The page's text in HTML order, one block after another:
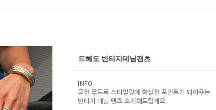
드헤도 빈티지데님팬츠
INFO
쿨한 무드로 스타일링에 확실한 포인트가 되어주는
빈티지 데님 팬츠 소개해드릴게요.